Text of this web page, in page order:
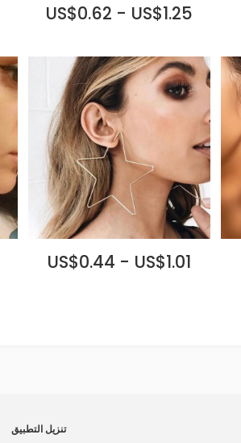
US$0.62 - US$1.25
US$0.44 - US$1.01
تنزيل التطبيق